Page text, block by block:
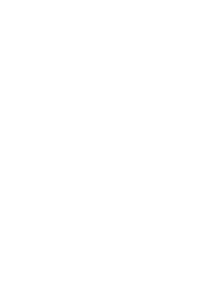
/ A. de Peufeilhoux / F.Raphanel /
seront proposés pour